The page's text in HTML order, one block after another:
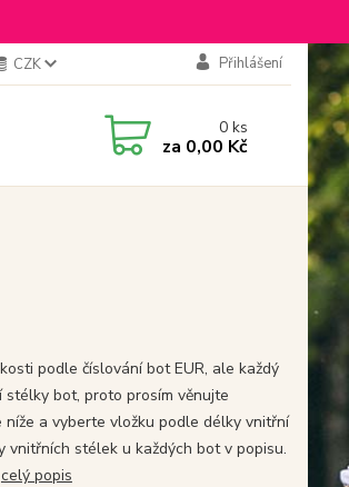
CZK Přihlášení
0ks
za 0,00 Kč
podle číslování bot EUR, ale každý
bot, proto prosím věnujte
a vyberte vložku podle délky vnitřní
vnitřních stélek u každých bot v popisu.
celý popis